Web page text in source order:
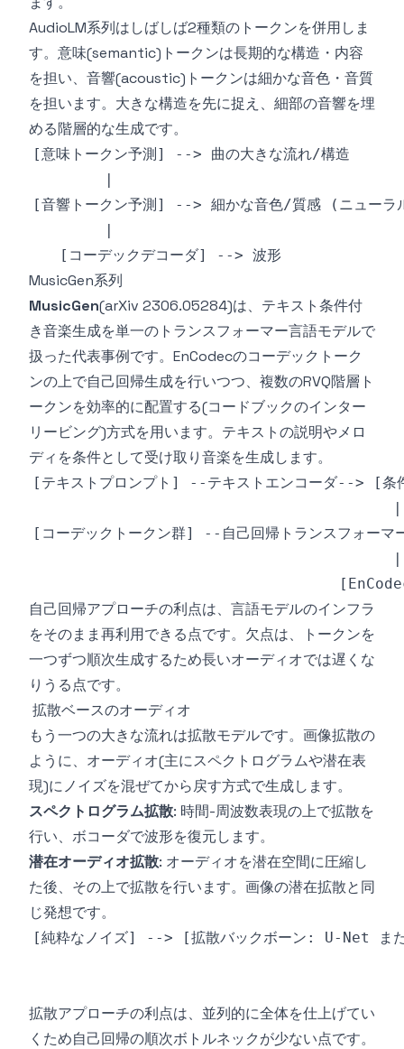
AudioLM系列はしばしば2種類のトークンを併用しま
す。意味(semantic)トークンは長期的な構造・内容
を担い、音響(acoustic)トークンは細かな音色・音質
を担います。大きな構造を先に捉え、細部の音響を埋
める階層的な生成です。
MusicGen系列
MusicGen(arXiv 2306.05284)は、テキスト条件付
き音楽生成を単一のトランスフォーマー言語モデルで
扱った代表事例です。EnCodecのコーデックトーク
ンの上で自己回帰生成を行いつつ、複数のRVQ階層ト
ークンを効率的に配置する(コードブックのインター
リービング)方式を用います。テキストの説明やメロ
ディを条件として受け取り音楽を生成します。
自己回帰アプローチの利点は、言語モデルのインフラ
をそのまま再利用できる点です。欠点は、トークンを
一つずつ順次生成するため長いオーディオでは遅くな
りうる点です。
拡散ベースのオーディオ
もう一つの大きな流れは拡散モデルです。画像拡散の
ように、オーディオ(主にスペクトログラムや潜在表
現)にノイズを混ぜてから戻す方式で生成します。
スペクトログラム拡散: 時間-周波数表現の上で拡散を
行い、ボコーダで波形を復元します。
潜在オーディオ拡散: オーディオを潜在空間に圧縮し
た後、その上で拡散を行います。画像の潜在拡散と同
じ発想です。
拡散アプローチの利点は、並列的に全体を仕上げてい
くため自己回帰の順次ボトルネックが少ない点です。